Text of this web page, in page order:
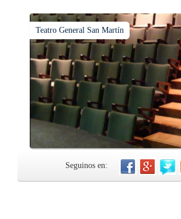
Teatro General San Martín
Seguinos en: